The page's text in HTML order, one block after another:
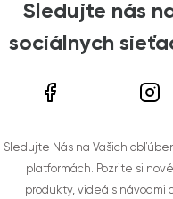
Sledujte nás
sociálnych
Sledujte Nás na Vašich
platformách. Pozrite si nové
produkty, videá s návodmi